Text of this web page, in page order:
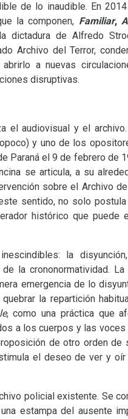
de lo inaudible. En 2014
la componen, Familiar,
de Alfredo
Archivo del Terror,
a nuevas
disruptivas.
el audiovisual y el archivo.
y uno de los
Paraná el 9 de febrero de
se articula, a su
sobre el Archivo
sentido, no solo
histórico que puede
la
la crononormatividad. La
emergencia de lo
la repartición
, como una práctica que
a los cuerpos y las voces
de otro orden de
el deseo de ver y oír
policial existente. Se
estampa del ausente